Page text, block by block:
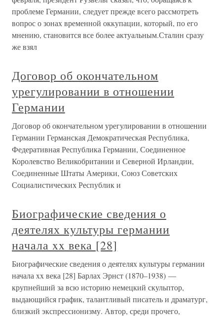
проблеме Германии, следует прежде всего рассмотреть
вопрос о зонах временной оккупации, который, по его
мнению, становится все более актуальным.Сталин сразу
же взял
Договор об окончательном
урегулировании в отношении
Германии
Договор об окончательном урегулировании в отношении
Германии Германская Демократическая Республика,
Федеративная Республика Германии, Соединенное
Королевство Великобритании и Северной Ирландии,
Соединенные Штаты Америки, Союз Советских
Социалистических Республик и
Биографические сведения о
деятелях культуры германии
начала xx века [28]
Биографические сведения о деятелях культуры германии
начала xx века [28] Барлах Эрнст (1870–1938) —
крупнейший за всю историю немецкий скульптор,
выдающийся график, талантливый писатель и драматург,
близкий экспрессионизму. Автор, среди прочего,